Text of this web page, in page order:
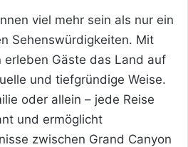
viel mehr sein als nur ein
Sehenswürdigkeiten. Mit
erleben Gäste das Land auf
und tiefgründige Weise.
oder allein – jede Reise
und ermöglicht
zwischen Grand Canyon